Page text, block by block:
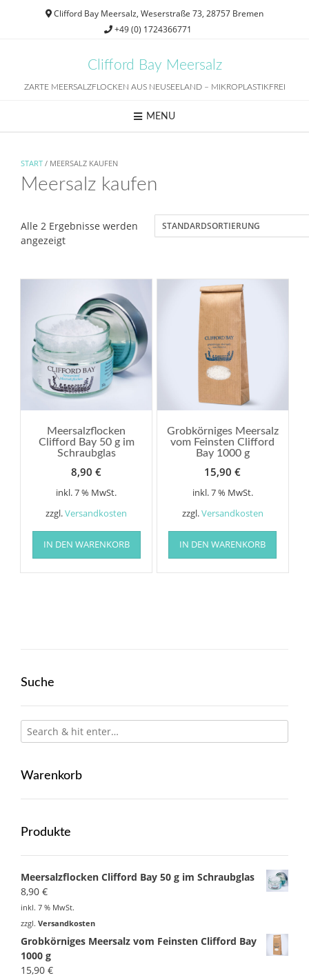
Clifford Bay Meersalz, Weserstraße 73, 28757 Bremen
+49 (0) 1724366771
Clifford Bay Meersalz
ZARTE MEERSALZFLOCKEN AUS NEUSEELAND – MIKROPLASTIKFREI
MENU
START / MEERSALZ KAUFEN
Meersalz kaufen
Alle 2 Ergebnisse werden
angezeigt
Meersalzflocken
Clifford Bay 50 g im
Schraubglas
8,90€
inkl. 7 % MwSt.
zzgl.Versandkosten
IN DEN WARENKORB
Grobkörniges Meersalz
vom Feinsten Clifford
Bay 1000 g
15,90€
inkl. 7 % MwSt.
zzgl.Versandkosten
IN DEN WARENKORB
Suche
Warenkorb
Produkte
Meersalzflocken Clifford Bay 50 g im Schraubglas
8,90 €
inkl. 7 % MwSt.
zzgl. Versandkosten
Grobkörniges Meersalz vom Feinsten Clifford Bay
1000 g
15,90 €